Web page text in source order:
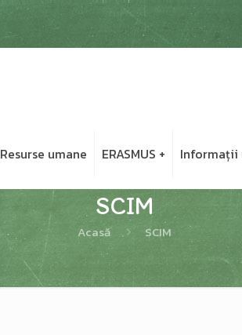
Resurse umane ERASMUS + Informații
SCIM
Acasă SCIM